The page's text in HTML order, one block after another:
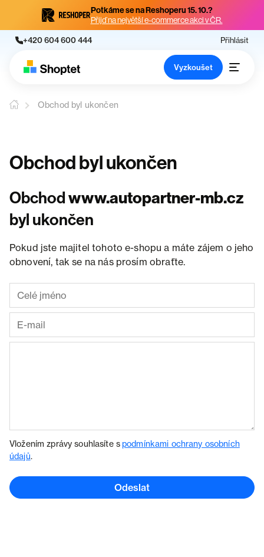
Potkáme se na Reshoperu 15. 10.?
Přijď na největší e-commerce akci v ČR.
+420 604 600 444 Přihlásit
Vyzkoušet
Obchod byl ukončen
Obchod byl ukončen
Obchodwww.autopartner-mb.cz
byl ukončen
Pokud jste majitel tohoto e-shopu a máte zájem o jeho
obnovení, tak se na nás prosím obraťte.
Vložením zprávy souhlasíte spodmínkami ochrany osobních
údajů.
Odeslat